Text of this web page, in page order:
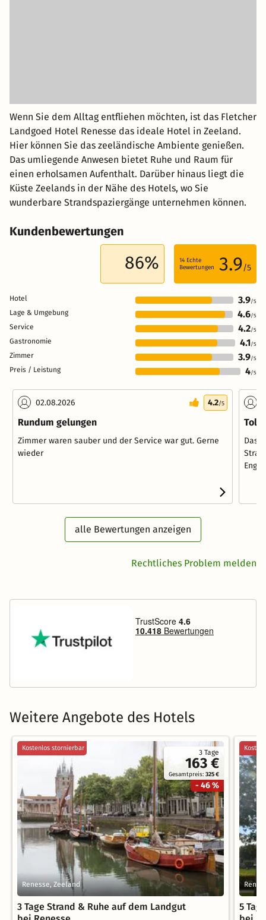
Wenn Sie dem Alltag entfliehen möchten, ist das Fletcher
Landgoed Hotel Renesse das ideale Hotel in Zeeland.
Hier können Sie das zeeländische Ambiente genießen.
Das umliegende Anwesen bietet Ruhe und Raum für
einen erholsamen Aufenthalt. Darüber hinaus liegt die
Küste Zeelands in der Nähe des Hotels, wo Sie
wunderbare Strandspaziergänge unternehmen können.
Kundenbewertungen
86% 14 Echte
Bewertungen
3.9/5
Hotel 3.9/5
Lage & Umgebung 4.6/5
Service 4.2/5
Gastronomie 4.1/5
Zimmer 3.9/5
Preis / Leistung 4/5
02.08.2026 4.2/5
Rundum gelungen
Zimmer waren sauber und der Service war gut. Gerne
wieder
Das
alle Bewertungen anzeigen
Rechtliches Problem melden
Weitere Angebote des Hotels
3 Tage
163 €
Gesamtpreis:325 €
- 46 %
Kostenlos stornierbar
Renesse, Zeeland
3 Tage Strand & Ruhe auf dem Landgut
5